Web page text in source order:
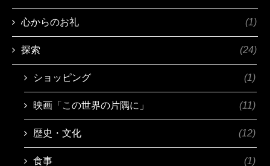
心からのお礼 (1)
探索 (24)
ショッピング (1)
映画「この世界の片隅に」 (11)
歴史・文化 (12)
食事 (1)